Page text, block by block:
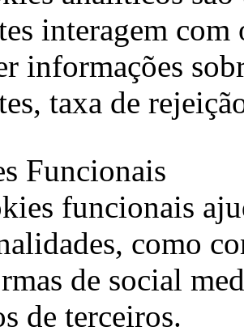
interagem com
informações
taxa de
Funcionais
funcionais
como
de social
de terceiros.